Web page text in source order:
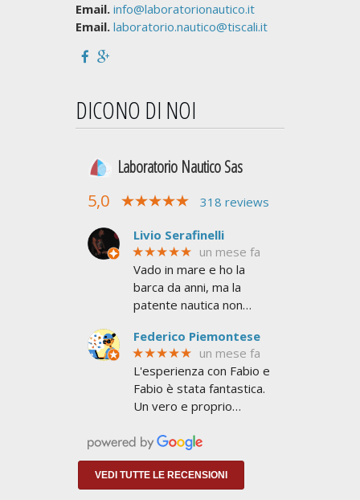
Email. info@laboratorionautico.it
Email. laboratorio.nautico@tiscali.it
DICONO DI NOI
Laboratorio Nautico Sas
5,0
318 reviews
Livio Serafinelli
★★★★★ un mese fa
Vado in mare e ho la
barca da anni, ma la
patente nautica non
serviva per superare le
6 miglia dalla costa e non
avere limiti
Federico Piemontese
★★★★★ un mese fa
L'esperienza con Fabio e
Fabio è stata fantastica.
Un vero e proprio
NAVIGARE non a
insegnarti lo stretto
indispensabile per
prendere
VEDI TUTTE LE RECENSIONI